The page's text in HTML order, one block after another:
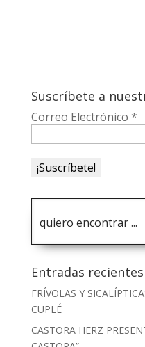
Suscríbete a
Correo Electrónico *
Entradas recientes
FRÍVOLAS Y
CUPLÉ
CASTORA HERZ